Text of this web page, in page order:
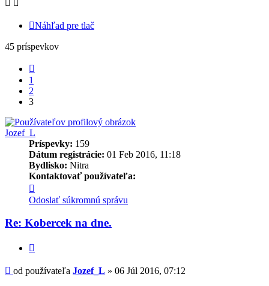
Náhľad pre tlač
45 príspevkov
1
2
3
Jozef_L
Príspevky: 159
Dátum registrácie: 01 Feb 2016, 11:18
Bydlisko: Nitra
Kontaktovať používateľa:
informácie
používateľa
Jozef_L
Odoslať súkromnú správu
Re: Kobercek na dne.
Príspevok
od používateľa Jozef_L » 06 Júl 2016, 07:12